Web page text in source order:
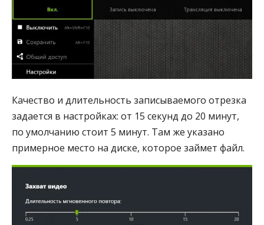
Качество и длительность записываемого отрезка
задается в настройках: от 15 секунд до 20 минут,
по умолчанию стоит 5 минут. Там же указано
примерное место на диске, которое займет файл.